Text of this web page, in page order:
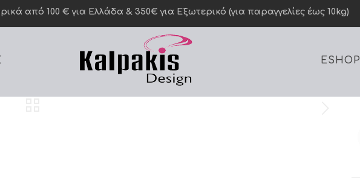
από 100 € για Ελλάδα & 350€ για Eξωτερικό (για παραγγελίες έως 10kg)
ESHOP